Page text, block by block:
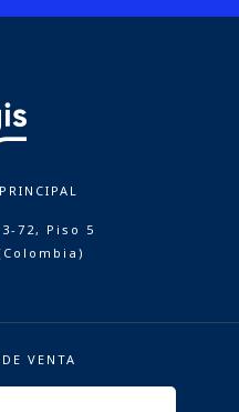
72, Piso 5
VENTA